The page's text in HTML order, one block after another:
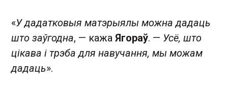
«У дадатковыя матэрыялы можна дадаць
што заўгодна, — кажа Ягораў. — Усё, што
цікава і трэба для навучання, мы можам
дадаць».